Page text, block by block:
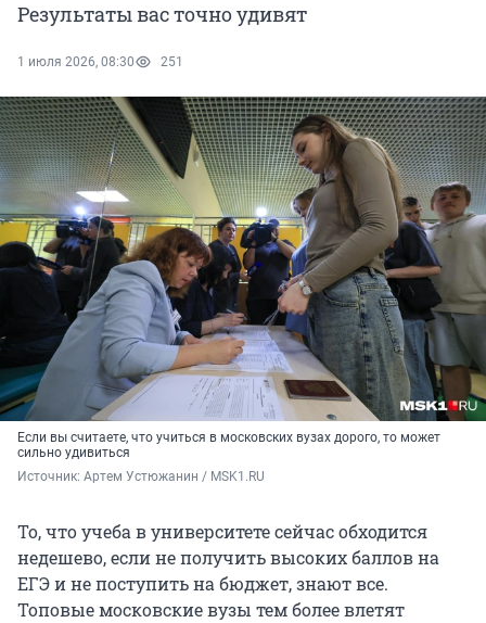
Результаты вас точно удивят
1 июля 2026, 08:30 251
Если вы считаете, что учиться в московских вузах дорого, то может
сильно удивиться
Источник: Артем Устюжанин / MSK1.RU
То, что учеба в университете сейчас обходится
недешево, если не получить высоких баллов на
ЕГЭ и не поступить на бюджет, знают все.
Топовые московские вузы тем более влетят